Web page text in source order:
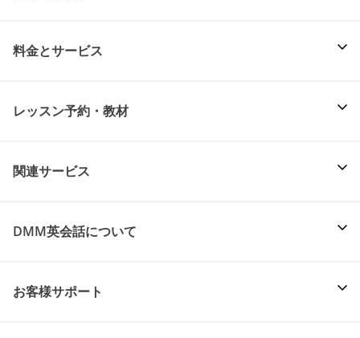
料金とサービス
レッスン予約・教材
関連サービス
DMM英会話について
お客様サポート